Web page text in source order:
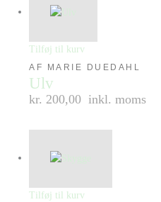
Tilføj til kurv
AF MARIE DUEDAHL
Ulv
kr. 200,00 inkl. moms
Tilføj til kurv